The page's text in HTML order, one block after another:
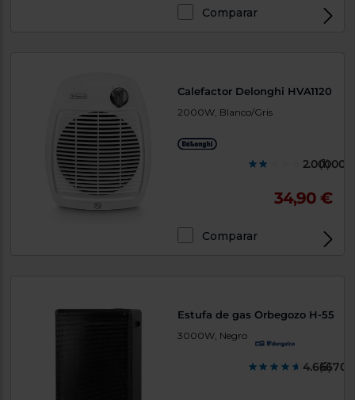
Comparar
Calefactor Delonghi HVA1120
2000W, Blanco/Gris
(1)
34,90 €
Comparar
Estufa de gas Orbegozo H-55
3000W, Negro
(6)